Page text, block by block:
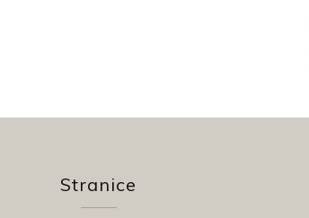
Stranice